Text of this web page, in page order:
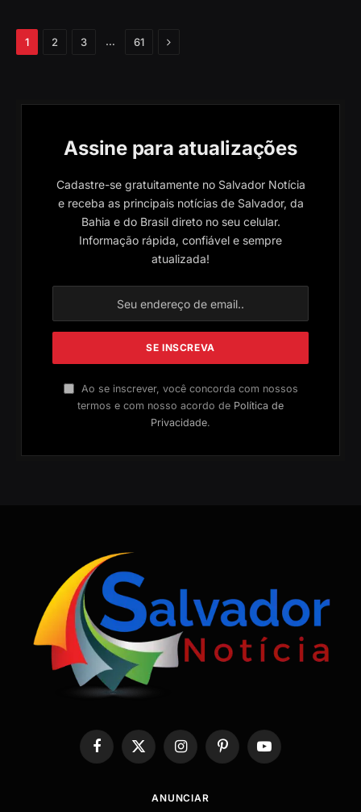
1 2 3 … 61 Próximo
Assine para atualizações
Cadastre-se gratuitamente no Salvador Notícia
e receba as principais notícias de Salvador, da
Bahia e do Brasil direto no seu celular.
Informação rápida, confiável e sempre
atualizada!
Ao se inscrever, você concorda com nossos
termos e com nosso acordo de Política de
Privacidade.
Facebook
X
(Twitter)
InstagramPinterestYouTube
ANUNCIAR